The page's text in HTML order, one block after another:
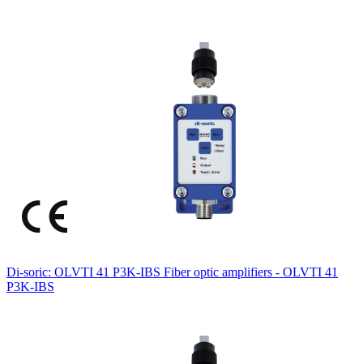
Di-soric: OLVTI 41 P3K-IBS Fiber optic amplifiers - OLVTI 41
P3K-IBS